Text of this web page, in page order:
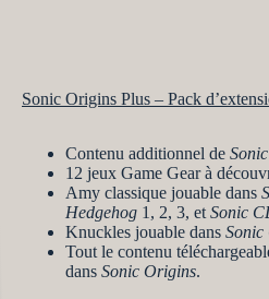
Sonic Origins Plus – Pack
Contenu additionnel de
12 jeux Game Gear à
Amy classique jouable dans
Hedgehog 1, 2, 3, et Sonic
Knuckles jouable dans Sonic
Tout le contenu
dans Sonic Origins.